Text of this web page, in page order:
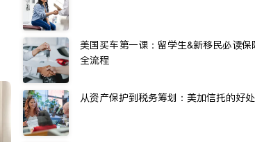
美国买车第一课：留学生&新移民必读保
全流程
从资产保护到税务筹划：美加信托的好